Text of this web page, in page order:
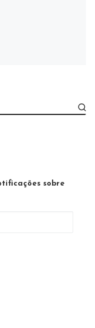
sobre